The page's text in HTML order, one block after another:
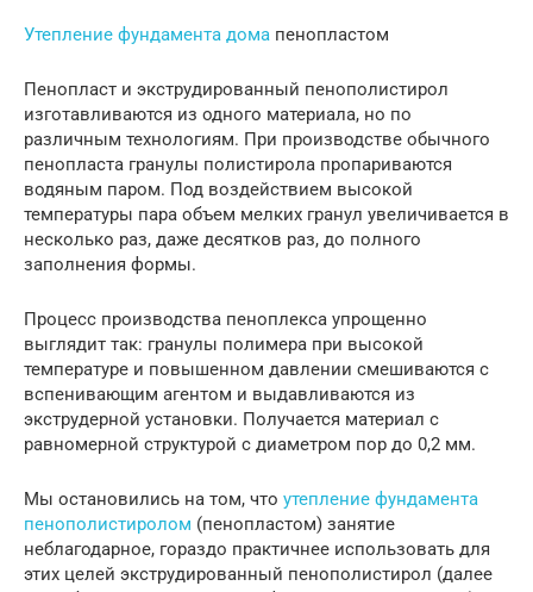
Утепление фундамента дома пенопластом
Пенопласт и экструдированный пенополистирол
изготавливаются из одного материала, но по
различным технологиям. При производстве обычного
пенопласта гранулы полистирола пропариваются
водяным паром. Под воздействием высокой
температуры пара объем мелких гранул увеличивается в
несколько раз, даже десятков раз, до полного
заполнения формы.
Процесс производства пеноплекса упрощенно
выглядит так: гранулы полимера при высокой
температуре и повышенном давлении смешиваются с
вспенивающим агентом и выдавливаются из
экструдерной установки. Получается материал с
равномерной структурой с диаметром пор до 0,2 мм.
Мы остановились на том, что утепление фундамента
пенополистиролом (пенопластом) занятие
неблагодарное, гораздо практичнее использовать для
этих целей экструдированный пенополистирол (далее